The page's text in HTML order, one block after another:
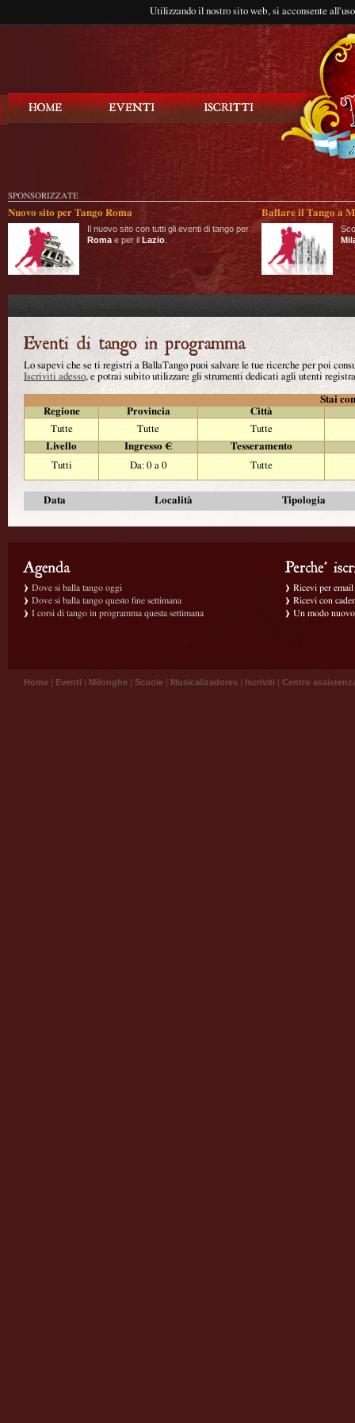
Utilizzando il nostro sito web, si acconsente
SPONSORIZZATE
Nuovo sito per Tango Roma
Il nuovo sito con tutti gli eventi di tango per
Roma e per il Lazio
Ballare il Tango a
Lo sapevi che se ti registri a BallaTango puoi salvare le tue ricerche per poi
Iscriviti adesso, e potrai subito utilizzare gli strumenti dedicati agli utenti
Stai
Regione
Provincia
Città
Tutte
Tutte
Tutte
Livello
Ingresso €
Tesseramento
Tutti
Da: 0 a 0 Tutte
Data Località Tipologia
Dove si balla tango oggi
Dove si balla tango questo fine settimana
I corsi di tango in programma questa settimana
Ricevi per
Ricevi con
Un modo
Home | Eventi | Milonghe | Scuole | Musicalizadores | Iscriviti | Centro